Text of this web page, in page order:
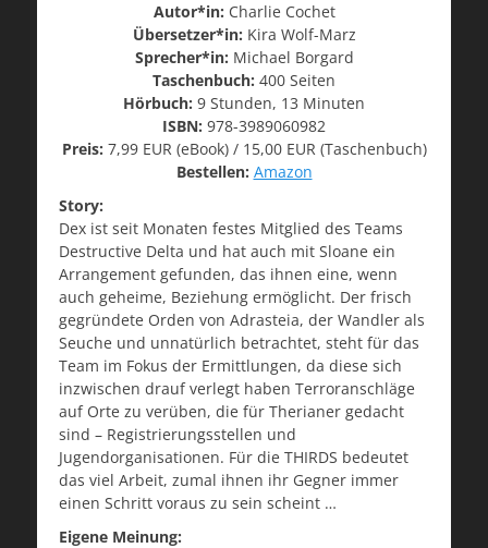
Autor*in: Charlie Cochet
Übersetzer*in: Kira Wolf-Marz
Sprecher*in: Michael Borgard
Taschenbuch: 400 Seiten
Hörbuch: 9 Stunden, 13 Minuten
ISBN: 978-3989060982
Preis: 7,99 EUR (eBook) / 15,00 EUR (Taschenbuch)
Bestellen: Amazon
Story:
Dex ist seit Monaten festes Mitglied des Teams
Destructive Delta und hat auch mit Sloane ein
Arrangement gefunden, das ihnen eine, wenn
auch geheime, Beziehung ermöglicht. Der frisch
gegründete Orden von Adrasteia, der Wandler als
Seuche und unnatürlich betrachtet, steht für das
Team im Fokus der Ermittlungen, da diese sich
inzwischen drauf verlegt haben Terroranschläge
auf Orte zu verüben, die für Therianer gedacht
sind – Registrierungsstellen und
Jugendorganisationen. Für die THIRDS bedeutet
das viel Arbeit, zumal ihnen ihr Gegner immer
einen Schritt voraus zu sein scheint …
Eigene Meinung: